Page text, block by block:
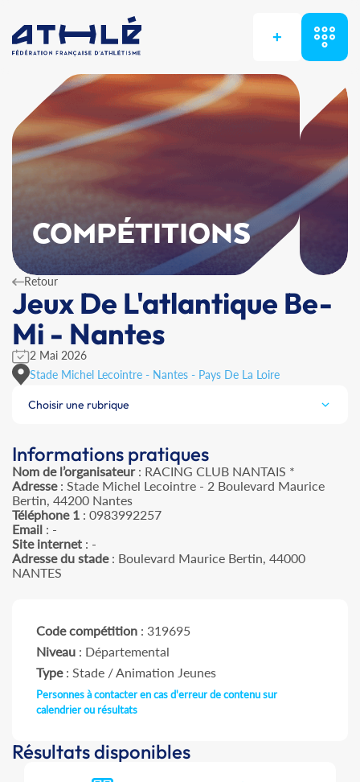
+
COMPÉTITIONS
Retour
Jeux De L'atlantique Be-
Mi - Nantes
2 Mai 2026
Stade Michel Lecointre - Nantes - Pays De La Loire
Choisir une rubrique
Informations pratiques
Nom de l’organisateur: RACING CLUB NANTAIS *
Adresse: Stade Michel Lecointre - 2 Boulevard Maurice
Bertin, 44200 Nantes
Téléphone 1 : 0983992257
Email : -
Site internet : -
Adresse du stade: Boulevard Maurice Bertin, 44000
NANTES
Code compétition : 319695
Niveau : Départemental
Type: Stade / Animation Jeunes
Personnes à contacter en cas d'erreur de contenu sur
calendrier ou résultats
Résultats disponibles